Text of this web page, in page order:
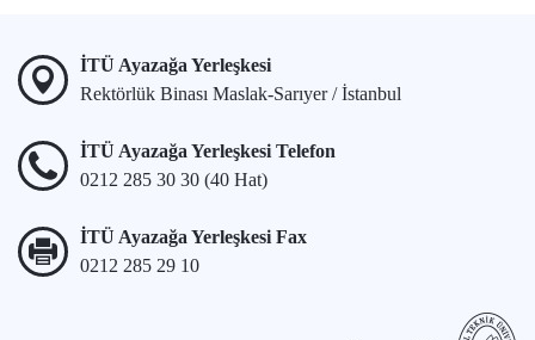
İTÜ Ayazağa Yerleşkesi
Rektörlük Binası Maslak-Sarıyer / İstanbul
İTÜ Ayazağa Yerleşkesi Telefon
0212 285 30 30 (40 Hat)
İTÜ Ayazağa Yerleşkesi Fax
0212 285 29 10